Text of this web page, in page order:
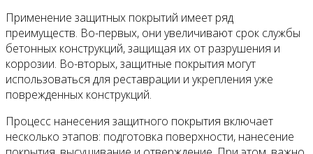
Применение защитных покрытий имеет ряд
преимуществ. Во-первых, они увеличивают срок службы
бетонных конструкций, защищая их от разрушения и
коррозии. Во-вторых, защитные покрытия могут
использоваться для реставрации и укрепления уже
поврежденных конструкций.
Процесс нанесения защитного покрытия включает
несколько этапов: подготовка поверхности, нанесение